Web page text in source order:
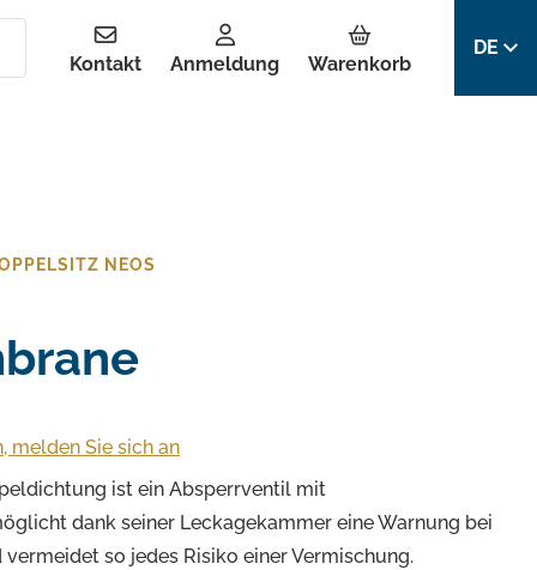
Kontakt Anmeldung Warenkorb
DE
NEOS
melden Sie sich an
ist ein Absperrventil mit
dank seiner Leckagekammer eine Warnung bei
so jedes Risiko einer Vermischung.